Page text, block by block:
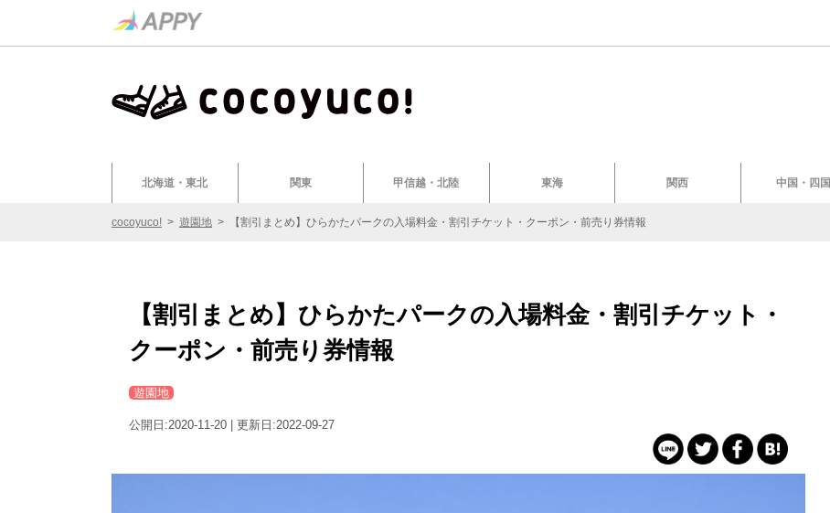
北海道・東北 関東 甲信越・北陸 東海 関西 中国・四国
cocoyuco! > 遊園地 > 【割引まとめ】ひらかたパークの入場料金・割引チケット・クーポン・前売り券情報
【割引まとめ】ひらかたパークの入場料金・割引チケット・
クーポン・前売り券情報
遊園地
公開日:2020-11-20 | 更新日:2022-09-27